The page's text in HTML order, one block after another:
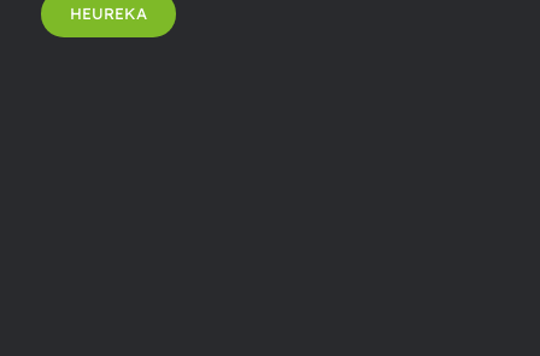
HEUREKA